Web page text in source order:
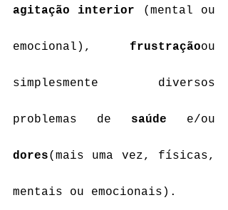
agitação interior (mental ou
emocional), frustraçãoou
simplesmente diversos
problemas de saúde
dores(mais uma vez, físicas,
mentais ou emocionais).